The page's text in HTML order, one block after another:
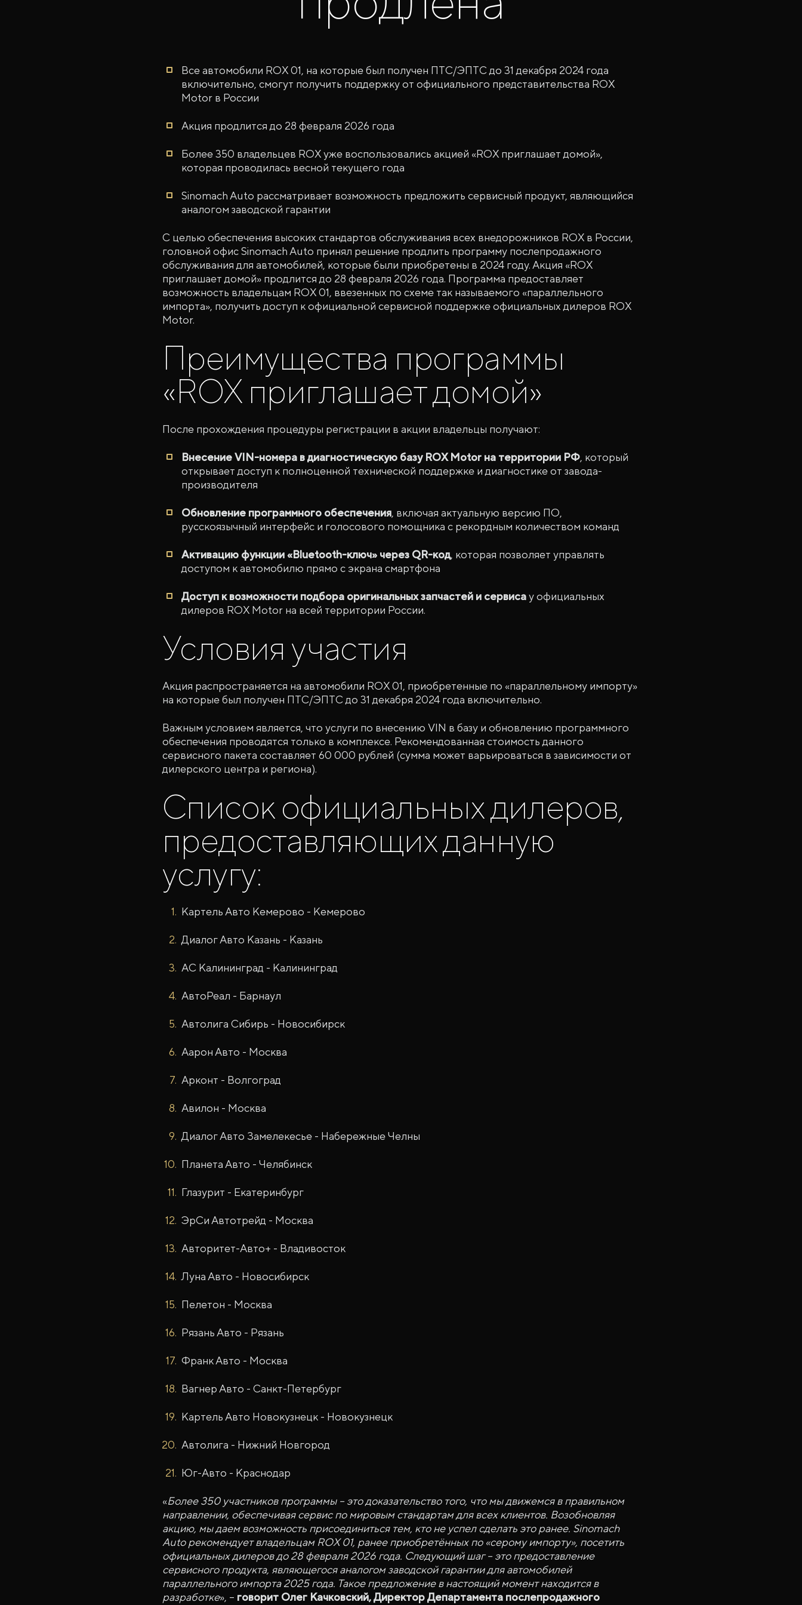
Все автомобили ROX 01, на которые был получен ПТС/ЭПТС до 31 декабря 2024 года
включительно, смогут получить поддержку от официального представительства ROX
Motor в России
Акция продлится до 28 февраля 2026 года
Более 350 владельцев ROX уже воспользовались акцией «ROX приглашает домой»,
которая проводилась весной текущего года
Sinomach Auto рассматривает возможность предложить сервисный продукт, являющийся
аналогом заводской гарантии
С целью обеспечения высоких стандартов обслуживания всех внедорожников ROX в России,
головной офис Sinomach Auto принял решение продлить программу послепродажного
обслуживания для автомобилей, которые были приобретены в 2024 году. Акция «ROX
приглашает домой» продлится до 28 февраля 2026 года. Программа предоставляет
возможность владельцам ROX 01, ввезенных по схеме так называемого «параллельного
импорта», получить доступ к официальной сервисной поддержке официальных дилеров ROX
Motor.
Преимущества программы
«ROX приглашает домой»
После прохождения процедуры регистрации в акции владельцы получают:
Внесение VIN-номера в диагностическую базу ROX Motor на территории РФ, который
открывает доступ к полноценной технической поддержке и диагностике от завода-
производителя
Обновление программного обеспечения, включая актуальную версию ПО,
русскоязычный интерфейс и голосового помощника с рекордным количеством команд
Активацию функции «Bluetooth-ключ» через QR-код, которая позволяет управлять
доступом к автомобилю прямо с экрана смартфона
Доступ к возможности подбора оригинальных запчастей и сервисау официальных
дилеров ROX Motor на всей территории России.
Условия участия
Акция распространяется на автомобили ROX 01, приобретенные по «параллельному импорту»
на которые был получен ПТС/ЭПТС до 31 декабря 2024 года включительно.
Важным условием является, что услуги по внесению VIN в базу и обновлению программного
обеспечения проводятся только в комплексе. Рекомендованная стоимость данного
сервисного пакета составляет 60 000 рублей (сумма может варьироваться в зависимости от
дилерского центра и региона).
Список официальных дилеров,
предоставляющих данную
услугу:
Картель Авто Кемерово - Кемерово
Диалог Авто Казань - Казань
АС Калининград - Калининград
АвтоРеал - Барнаул
Автолига Сибирь - Новосибирск
Аарон Авто - Москва
Арконт - Волгоград
Авилон - Москва
Диалог Авто Замелекесье - Набережные Челны
Планета Авто - Челябинск
Глазурит - Екатеринбург
ЭрСи Автотрейд - Москва
Авторитет-Авто+ - Владивосток
Луна Авто - Новосибирск
Пелетон - Москва
Рязань Авто - Рязань
Франк Авто - Москва
Вагнер Авто - Санкт-Петербург
Картель Авто Новокузнецк - Новокузнецк
Автолига - Нижний Новгород
Юг-Авто - Краснодар
«Более 350 участников программы – это доказательство того, что мы движемся в правильном
направлении, обеспечивая сервис по мировым стандартам для всех клиентов. Возобновляя
акцию, мы даем возможность присоединиться тем, кто не успел сделать это ранее. Sinomach
Auto рекомендует владельцам ROX 01, ранее приобретённых по «серому импорту», посетить
официальных дилеров до 28 февраля 2026 года. Следующий шаг – это предоставление
сервисного продукта, являющегося аналогом заводской гарантии для автомобилей
параллельного импорта 2025 года. Такое предложение в настоящий момент находится в
разработке», – говорит Олег Качковский, Директор Департамента послепродажного